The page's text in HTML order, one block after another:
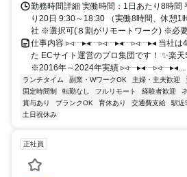
勤務時間詳細 実働時間：1日あたり8時間
り20日 9:30～18:30 （実働8時間、休憩1
社 ※選択可(８割がリモートワーク) ※必
仕事内容 ▹◃┄▸◂┄▹◃┄▸◂┄▹◃┄▸◂ 当社は
た ECサイト運営のプロ集団です！ ✨楽
※2016年～2024年実績 ▹◃┄▸◂┄▹◃┄▸◂...
ランチタイム 副業・WワークOK 主婦・主夫歓迎
固定時間制
転勤なし フルリモート 経験者歓迎
賞与あり
ブランクOK 育休あり 交通費支給 駅近
土日祝休み
正社員